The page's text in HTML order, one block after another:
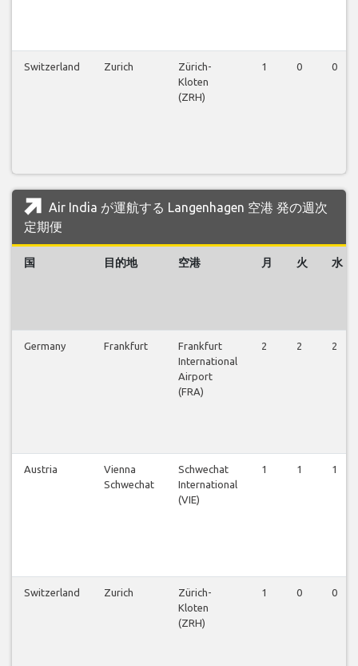
Switzerland Zurich
Zürich-
Kloten
(ZRH)
1 0 0
Air India が運航する Langenhagen 空港 発の週次
定期便
国 目的地 空港 月 火 水
Germany Frankfurt
Frankfurt
International
Airport
(FRA)
2 2 2
Austria
Vienna
Schwechat
Schwechat
International
(VIE)
1 1 1
Switzerland Zurich
Zürich-
Kloten
(ZRH)
1 0 0